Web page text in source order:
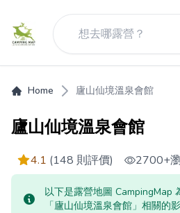
Home 廬山仙境溫泉會館
廬山仙境溫泉會館
4.1 (148 則評價) 2700+
以下是露營地圖 CampingMap
「廬山仙境溫泉會館」相關的